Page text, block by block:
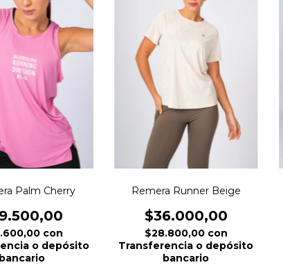
Palm Cherry
con
o depósito
bancario
Remera Runner Beige
$36.000,00
$28.800,00 con
Transferencia o depósito
bancario